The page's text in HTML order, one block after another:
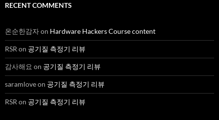
RECENT COMMENTS
온순한감자on Hardware Hackers Course content
RSR on 공기질 측정기 리뷰
감사해요 on 공기질 측정기 리뷰
saramloveon 공기질 측정기 리뷰
RSR on 공기질 측정기 리뷰